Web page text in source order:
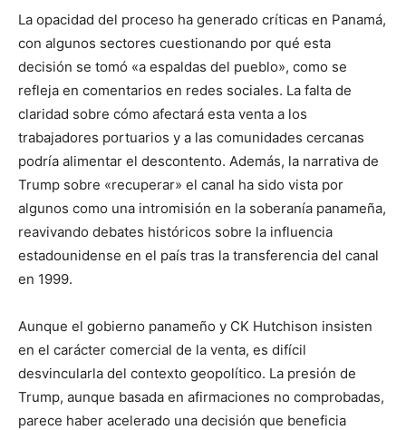
La opacidad del proceso ha generado críticas en Panamá,
con algunos sectores cuestionando por qué esta
decisión se tomó «a espaldas del pueblo», como se
refleja en comentarios en redes sociales. La falta de
claridad sobre cómo afectará esta venta a los
trabajadores portuarios y a las comunidades cercanas
podría alimentar el descontento. Además, la narrativa de
Trump sobre «recuperar» el canal ha sido vista por
algunos como una intromisión en la soberanía panameña,
reavivando debates históricos sobre la influencia
estadounidense en el país tras la transferencia del canal
en 1999.
Aunque el gobierno panameño y CK Hutchison insisten
en el carácter comercial de la venta, es difícil
desvincularla del contexto geopolítico. La presión de
Trump, aunque basada en afirmaciones no comprobadas,
parece haber acelerado una decisión que beneficia